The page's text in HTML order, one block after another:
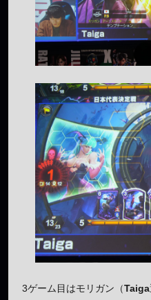
3ゲーム目はモリガン（Taiga